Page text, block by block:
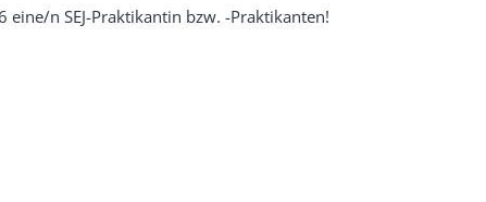
eine/n SEJ-Praktikantin bzw. -Praktikanten!